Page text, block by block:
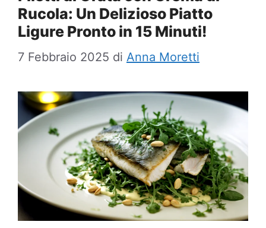
Rucola: Un Delizioso Piatto
Ligure Pronto in 15 Minuti!
7 Febbraio 2025 di Anna Moretti